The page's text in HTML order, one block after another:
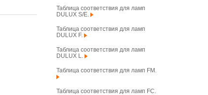
Таблица соответствия для ламп
DULUX S/E.
Таблица соответствия для ламп
DULUX F.
Таблица соответствия для ламп
DULUX L.
Таблица соответствия для ламп FM.
Таблица соответствия для ламп FC.